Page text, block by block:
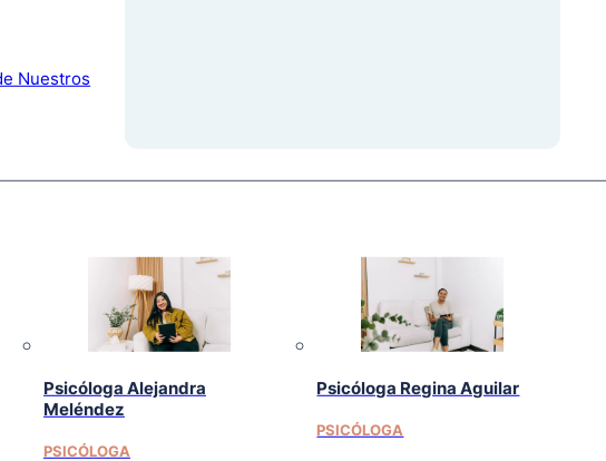
Nuestros
Psicóloga Alejandra
Meléndez
PSICÓLOGA
Psicóloga Regina Aguilar
PSICÓLOGA